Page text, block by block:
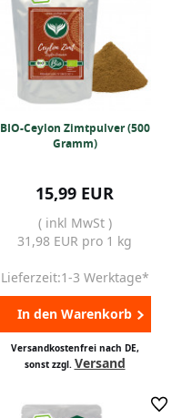
BIO-Ceylon Zimtpulver (500
Gramm)
15,99 EUR
( inkl MwSt )
31,98 EUR pro 1 kg
Lieferzeit:1-3 Werktage*
In den Warenkorb
Versandkostenfrei nach DE,
sonst zzgl. Versand